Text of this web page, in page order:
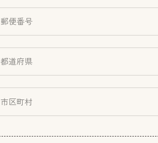
郵便番号
都道府県
市区町村